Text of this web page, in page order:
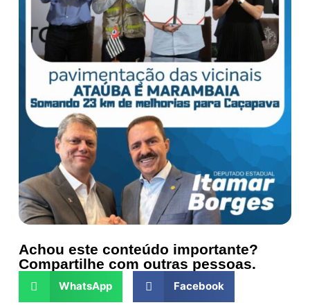
Achou este conteúdo importante?
Compartilhe com outras pessoas.
WhatsApp Facebook